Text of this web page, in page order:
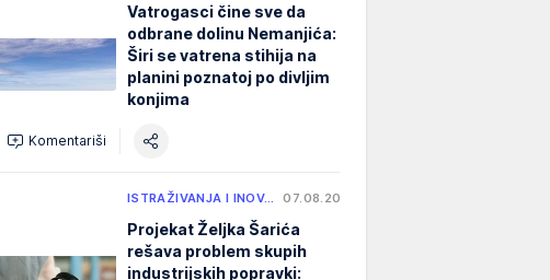
Vatrogasci čine sve da
odbrane dolinu Nemanjića:
Širi se vatrena stihija na
planini poznatoj po divljim
konjima
Komentariši
ISTRAŽIVANJA I INOV… 07.08.2026.
Projekat Željka Šarića
rešava problem skupih
industrijskih popravki: